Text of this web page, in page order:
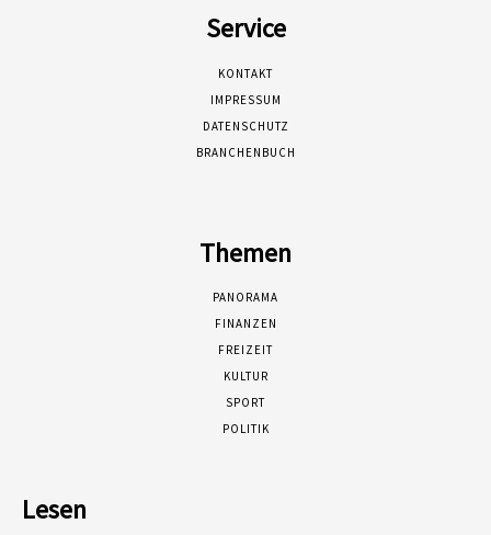
Service
KONTAKT
IMPRESSUM
DATENSCHUTZ
BRANCHENBUCH
Themen
PANORAMA
FINANZEN
FREIZEIT
KULTUR
SPORT
POLITIK
Lesen